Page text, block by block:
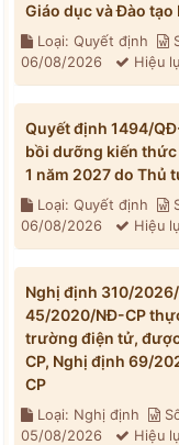
Giáo dục và Đào tạo
Loại: Quyết định
06/08/2026
Hiệu
Quyết định 1494/
bồi dưỡng kiến
1 năm 2027 do Thủ
Loại: Quyết định
06/08/2026
Hiệu
Nghị định 310/
45/2020/NĐ-CP
trường điện tử,
CP, Nghị định 69/
CP
Loại: Nghị định
05/08/2026
Hiệu